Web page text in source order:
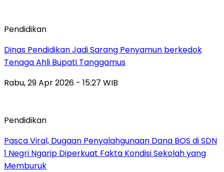
Pendidikan
Dinas Pendidikan Jadi Sarang Penyamun berkedok
Tenaga Ahli Bupati Tanggamus
Rabu, 29 Apr 2026 - 15:27 WIB
Pendidikan
Pasca Viral, Dugaan Penyalahgunaan Dana BOS di SDN
1 Negri Ngarip Diperkuat Fakta Kondisi Sekolah yang
Memburuk